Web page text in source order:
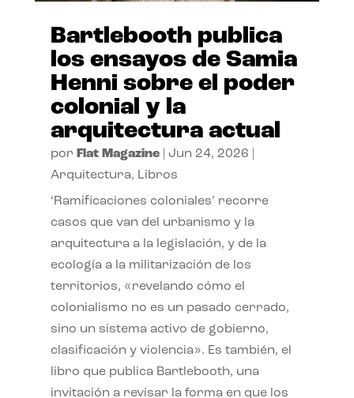
Bartlebooth publica
los ensayos de Samia
Henni sobre el poder
colonial y la
arquitectura actual
por Flat Magazine| Jun 24, 2026
Arquitectura, Libros
‘Ramificaciones coloniales’ recorre
casos que van del urbanismo y la
arquitectura a la legislación, y de la
ecología a la militarización de los
territorios, «revelando cómo el
colonialismo no es un pasado cerrado,
sino un sistema activo de gobierno,
clasificación y violencia». Es también, el
libro que publica Bartlebooth, una
invitación a revisar la forma en que los